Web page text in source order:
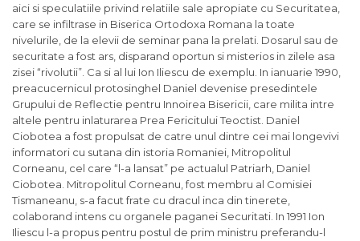
aici si speculatiile privind relatiile sale apropiate cu Securitatea,
care se infiltrase in Biserica Ortodoxa Romana la toate
nivelurile, de la elevii de seminar pana la prelati. Dosarul sau de
securitate a fost ars, disparand oportun si misterios in zilele asa
zisei “rivolutii”. Ca si al lui Ion Iliescu de exemplu. In ianuarie 1990,
preacucernicul protosinghel Daniel devenise presedintele
Grupului de Reflectie pentru Innoirea Bisericii, care milita intre
altele pentru inlaturarea Prea Fericitului Teoctist. Daniel
Ciobotea a fost propulsat de catre unul dintre cei mai longevivi
informatori cu sutana din istoria Romaniei, Mitropolitul
Corneanu, cel care “l-a lansat” pe actualul Patriarh, Daniel
Ciobotea. Mitropolitul Corneanu, fost membru al Comisiei
Tismaneanu, s-a facut frate cu dracul inca din tinerete,
colaborand intens cu organele paganei Securitati. In 1991 Ion
Iliescu l-a propus pentru postul de prim ministru preferandu-l